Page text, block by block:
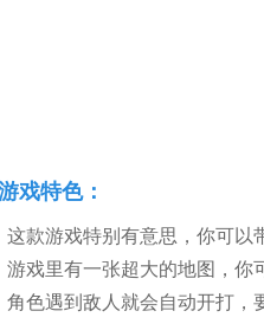
戏特色：
这款游戏特别有意思，你可以
游戏里有一张超大的地图，你
角色遇到敌人就会自动开打，